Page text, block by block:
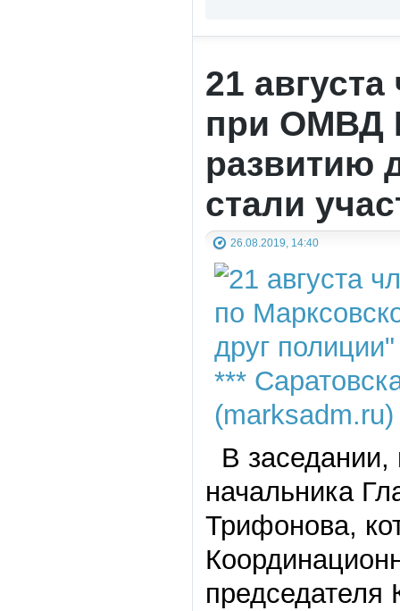
21
при ОМВД
развитию
стали
26.08.2019, 14:40
В
начальника
Трифонова,
председателя